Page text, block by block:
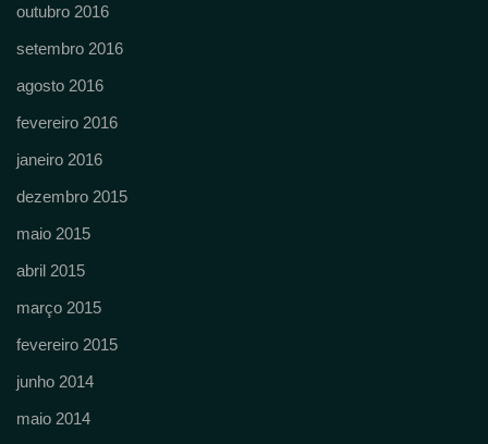
outubro 2016
setembro 2016
agosto 2016
fevereiro 2016
janeiro 2016
dezembro 2015
maio 2015
abril 2015
março 2015
fevereiro 2015
junho 2014
maio 2014